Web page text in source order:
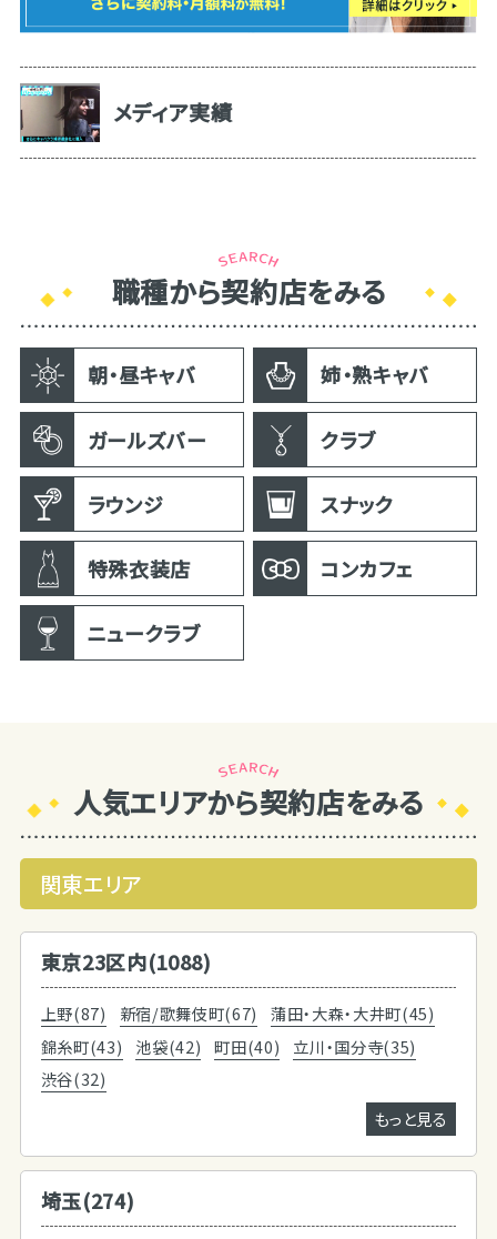
メディア実績
職種から契約店をみる
朝・昼キャバ 姉・熟キャバ
ガールズバー クラブ
ラウンジ スナック
特殊衣装店 コンカフェ
ニュークラブ
人気エリアから契約店をみる
関東エリア
東京23区内(1088)
上野(87) 新宿/歌舞伎町(67)
蒲田・大森・大井町(45)
錦糸町(43)
池袋(42) 町田(40)
立川・国分寺(35)
渋谷(32)
もっと見る
埼玉(274)